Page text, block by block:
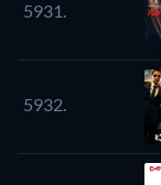
5931.
5932.